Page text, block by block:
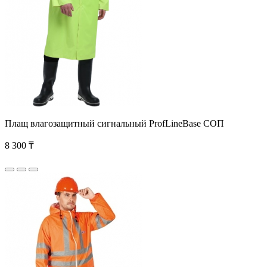
Плащ влагозащитный сигнальный ProfLineBase СОП
8 300 ₸